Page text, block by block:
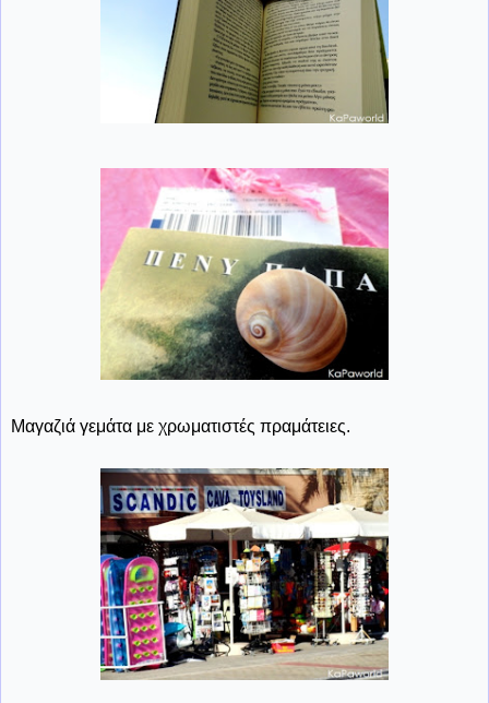
Μαγαζιά γεμάτα με χρωματιστές πραμάτειες.